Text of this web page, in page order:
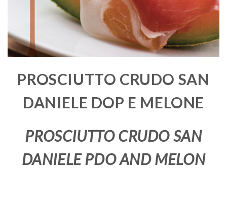
PROSCIUTTO CRUDO SAN
DANIELE DOP E MELONE
PROSCIUTTO CRUDO SAN
DANIELE PDO AND MELON